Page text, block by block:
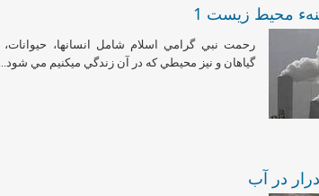
محيط زيست 1
رحمت نبي گرامي اسلام شامل انسانها، حيوانات،
گياهان و نيز محيطي كه در آن زندگي مي­كنيم مي
در آب